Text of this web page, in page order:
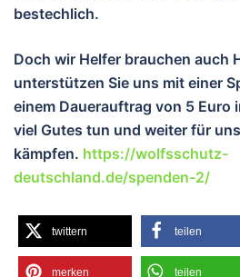
bestechlich.
Doch wir Helfer brauchen auch
unterstützen Sie uns mit einer
einem Dauerauftrag von 5 Euro
viel Gutes tun und weiter für
kämpfen. https://wolfsschutz-
deutschland.de/spenden-2/
twittern teilen
merken teilen